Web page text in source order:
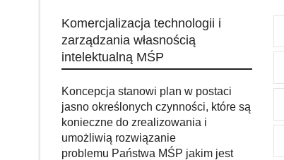
Komercjalizacja technologii i
zarządzania własnością
intelektualną MŚP
Koncepcja stanowi plan w postaci
jasno określonych czynności, które są
konieczne do zrealizowania i
umożliwią rozwiązanie
problemu Państwa MŚP jakim jest